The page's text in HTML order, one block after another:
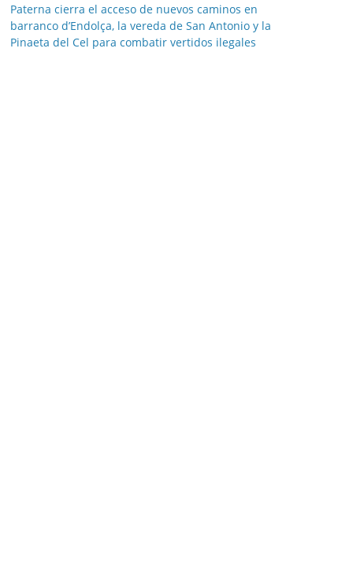
Paterna cierra el acceso de nuevos caminos en
barranco d’Endolça, la vereda de San Antonio y la
Pinaeta del Cel para combatir vertidos ilegales